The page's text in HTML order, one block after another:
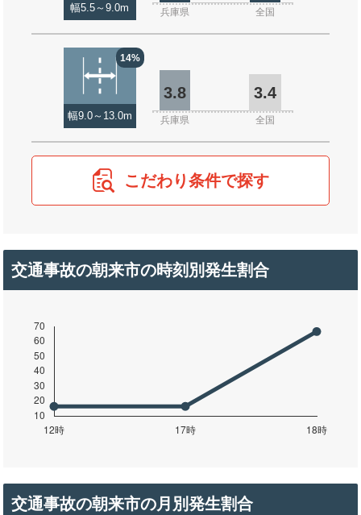
幅5.5～9.0m 兵庫県 全国
14%
幅9.0～13.0m
3.8 3.4
兵庫県 全国
こだわり条件で探す
交通事故の朝来市の時刻別発生割合
交通事故の朝来市の月別発生割合